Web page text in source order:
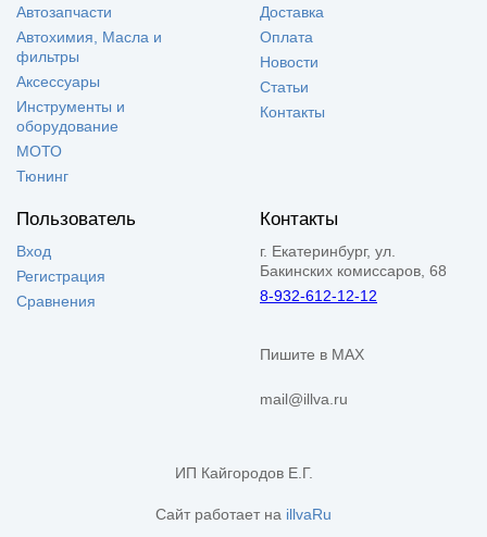
Автозапчасти
Автохимия, Масла и
фильтры
Аксессуары
Инструменты и
оборудование
МОТО
Тюнинг
Доставка
Оплата
Новости
Статьи
Контакты
Пользователь
Вход
Регистрация
Сравнения
Контакты
г. Екатеринбург, ул.
Бакинских комиссаров, 68
8-932-612-12-12
Пишите в MAX
mail@illva.ru
ИП Кайгородов Е.Г.
Сайт работает на illvaRu